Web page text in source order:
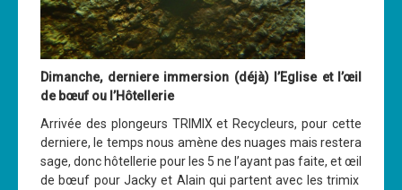
Dimanche, derniere immersion (déjà) l’Eglise et l’œil
de bœuf ou l’Hôtellerie
Arrivée des plongeurs TRIMIX et Recycleurs, pour cette
derniere, le temps nous amène des nuages mais restera
sage, donc hôtellerie pour les 5 ne l’ayant pas faite, et œil
de bœuf pour Jacky et Alain qui partent avec les trimix